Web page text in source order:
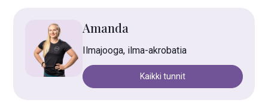
Amanda
Ilmajooga, ilma-akrobatia
Kaikki tunnit